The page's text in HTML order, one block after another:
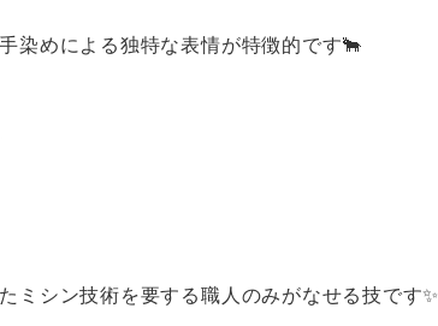
染めによる独特な表情が特徴的です🐂
ミシン技術を要する職人のみがなせる技です✨